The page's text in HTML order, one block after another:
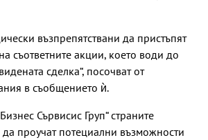
възпрепятствани да пристъпят
съответните акции, което води до
сделка“, посочват от
в съобщението ѝ.
Сървисис Груп“ страните
да проучат потециални възможности